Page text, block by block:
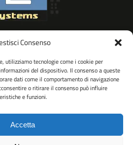
Consenso
utilizziamo tecnologie come i cookie per
del dispositivo. Il consenso a queste
dati come il comportamento di navigazione
o ritirare il consenso può influire
e funzioni.
Accetta
Cookie Policy